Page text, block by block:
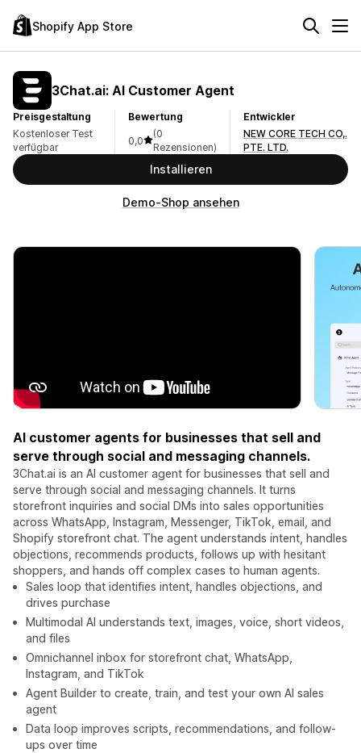
Shopify App Store
3Chat.ai: AI Customer Agent
Preisgestaltung
Kostenloser Test
verfügbar
Bewertung
0,0
(0
Rezensionen)
Entwickler
NEW CORE TECH CO,.
PTE. LTD.
Installieren
Demo-Shop ansehen
AI customer agents for businesses that sell and
serve through social and messaging channels.
3Chat.ai is an AI customer agent for businesses that sell and
serve through social and messaging channels. It turns
storefront inquiries and social DMs into sales opportunities
across WhatsApp, Instagram, Messenger, TikTok, email, and
Shopify storefront chat. The agent understands intent, handles
objections, recommends products, follows up with hesitant
shoppers, and hands off complex cases to human agents.
Sales loop that identifies intent, handles objections, and
drives purchase
Multimodal AI understands text, images, voice, short videos,
and files
Omnichannel inbox for storefront chat, WhatsApp,
Instagram, and TikTok
Agent Builder to create, train, and test your own AI sales
agent
Data loop improves scripts, recommendations, and follow-
ups over time